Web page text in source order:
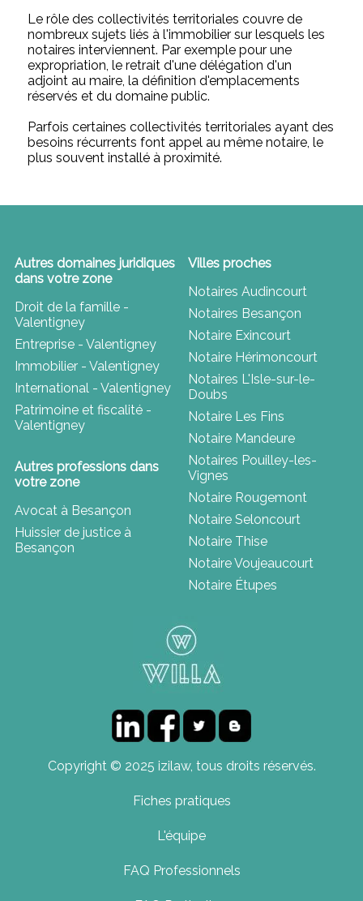
Le rôle des collectivités territoriales couvre de
nombreux sujets liés à l'immobilier sur lesquels les
notaires interviennent. Par exemple pour une
expropriation, le retrait d'une délégation d'un
adjoint au maire, la définition d'emplacements
réservés et du domaine public.
Parfois certaines collectivités territoriales ayant des
besoins récurrents font appel au même notaire, le
plus souvent installé à proximité.
Autres domaines juridiques
dans votre zone
Droit de la famille -
Valentigney
Entreprise - Valentigney
Immobilier - Valentigney
International - Valentigney
Patrimoine et fiscalité -
Valentigney
Autres professions dans
votre zone
Avocat à Besançon
Huissier de justice à
Besançon
Villes proches
Notaires Audincourt
Notaires Besançon
Notaire Exincourt
Notaire Hérimoncourt
Notaires L'Isle-sur-le-
Doubs
Notaire Les Fins
Notaire Mandeure
Notaires Pouilley-les-
Vignes
Notaire Rougemont
Notaire Seloncourt
Notaire Thise
Notaire Voujeaucourt
Notaire Étupes
Copyright © 2025 izilaw, tous droits réservés.
Fiches pratiques
L'équipe
FAQ Professionnels